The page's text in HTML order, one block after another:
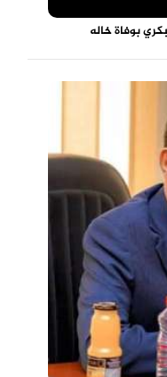
بوفاة خاله